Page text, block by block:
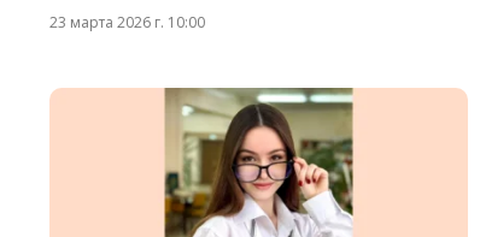
23 марта 2026 г. 10:00